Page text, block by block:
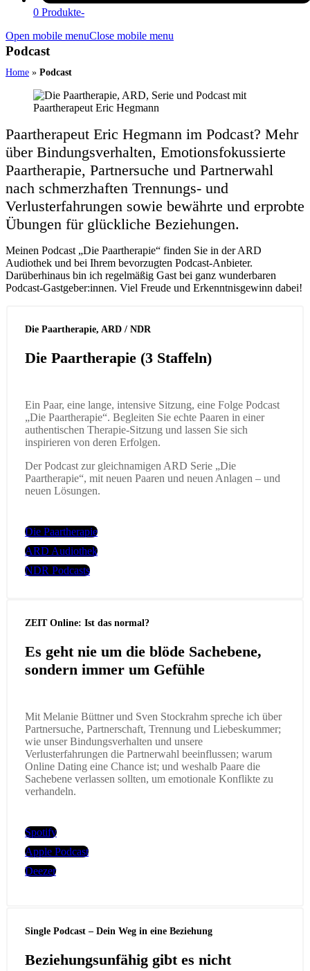
0 Produkte-
Open mobile menuClose mobile menu
Podcast
Home » Podcast
Paartherapeut Eric Hegmann im Podcast? Mehr
über Bindungsverhalten, Emotionsfokussierte
Paartherapie, Partnersuche und Partnerwahl
nach schmerzhaften Trennungs- und
Verlusterfahrungen sowie bewährte und erprobte
Übungen für glückliche Beziehungen.
Meinen Podcast „Die Paartherapie“ finden Sie in der ARD
Audiothek und bei Ihrem bevorzugten Podcast-Anbieter.
Darüberhinaus bin ich regelmäßig Gast bei ganz wunderbaren
Podcast-Gastgeber:innen. Viel Freude und Erkenntnisgewinn dabei!
Die Paartherapie, ARD / NDR
Die Paartherapie (3 Staffeln)
Ein Paar, eine lange, intensive Sitzung, eine Folge Podcast
„Die Paartherapie“. Begleiten Sie echte Paaren in einer
authentischen Therapie-Sitzung und lassen Sie sich
inspirieren von deren Erfolgen.
Der Podcast zur gleichnamigen ARD Serie „Die
Paartherapie“, mit neuen Paaren und neuen Anlagen – und
neuen Lösungen.
Die Paartherapie
ARD Audiothek
NDR Podcasts
ZEIT Online: Ist das normal?
Es geht nie um die blöde Sachebene,
sondern immer um Gefühle
Mit Melanie Büttner und Sven Stockrahm spreche ich über
Partnersuche, Partnerschaft, Trennung und Liebeskummer;
wie unser Bindungsverhalten und unsere
Verlusterfahrungen die Partnerwahl beeinflussen; warum
Online Dating eine Chance ist; und weshalb Paare die
Sachebene verlassen sollten, um emotionale Konflikte zu
verhandeln.
Spotify
Apple Podcast
Deezer
Single Podcast – Dein Weg in eine Beziehung
Beziehungsunfähig gibt es nicht